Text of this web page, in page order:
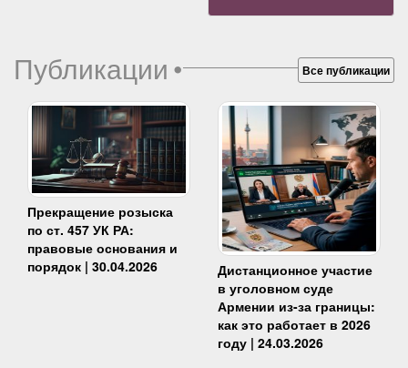
Публикации• Все публикации
Прекращение розыска
по ст. 457 УК РА:
правовые основания и
порядок | 30.04.2026
Дистанционное участие
в уголовном суде
Армении из-за границы:
как это работает в 2026
году | 24.03.2026